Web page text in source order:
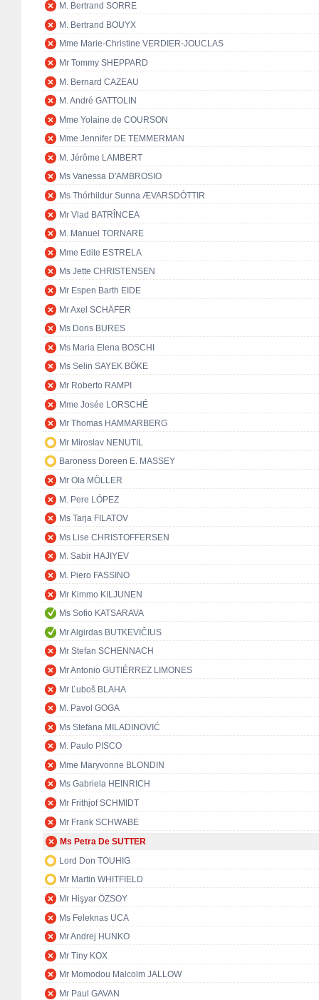
M. Bertrand SORRE
M. Bertrand BOUYX
Mme Marie-Christine VERDIER-JOUCLAS
Mr Tommy SHEPPARD
M. Bernard CAZEAU
M. André GATTOLIN
Mme Yolaine de COURSON
Mme Jennifer DE TEMMERMAN
M. Jérôme LAMBERT
Ms Vanessa D'AMBROSIO
Ms Thórhildur Sunna ÆVARSDÓTTIR
Mr Vlad BATRÎNCEA
M. Manuel TORNARE
Mme Edite ESTRELA
Ms Jette CHRISTENSEN
Mr Espen Barth EIDE
Mr Axel SCHÄFER
Ms Doris BURES
Ms Maria Elena BOSCHI
Ms Selin SAYEK BÖKE
Mr Roberto RAMPI
Mme Josée LORSCHÉ
Mr Thomas HAMMARBERG
Mr Miroslav NENUTIL
Baroness Doreen E. MASSEY
Mr Ola MÖLLER
M. Pere LÓPEZ
Ms Tarja FILATOV
Ms Lise CHRISTOFFERSEN
M. Sabir HAJIYEV
M. Piero FASSINO
Mr Kimmo KILJUNEN
Ms Sofio KATSARAVA
Mr Algirdas BUTKEVIČIUS
Mr Stefan SCHENNACH
Mr Antonio GUTIÉRREZ LIMONES
Mr Ľuboš BLAHA
M. Pavol GOGA
Ms Stefana MILADINOVIĆ
M. Paulo PISCO
Mme Maryvonne BLONDIN
Ms Gabriela HEINRICH
Mr Frithjof SCHMIDT
Mr Frank SCHWABE
Ms Petra De SUTTER
Lord Don TOUHIG
Mr Martin WHITFIELD
Mr Hişyar ÖZSOY
Ms Feleknas UCA
Mr Andrej HUNKO
Mr Tiny KOX
Mr Momodou Malcolm JALLOW
Mr Paul GAVAN